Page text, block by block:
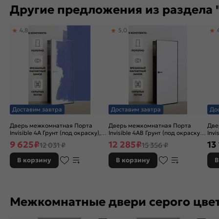
Другие предложения из раздела
Доставим завтра
Дверь межкомнатная Порта
Invisible 4A Грунт (под окраску),
Серый, глухая, скрытая, кромка
алюминиевая матовый хром,
каркасно-щитовая
4,8
9 625₽12 031 ₽
В корзину
Доставим завтра
Дверь межкомнатная Порта
Invisible 4AB Грунт (под окраску),
Серый, глухая, скрытая, кромка
алюминиевая черная матовая,
каркасно-щитовая
5,0
12 285₽15 356 ₽
В корзину
13
Межкомнатные двери серого